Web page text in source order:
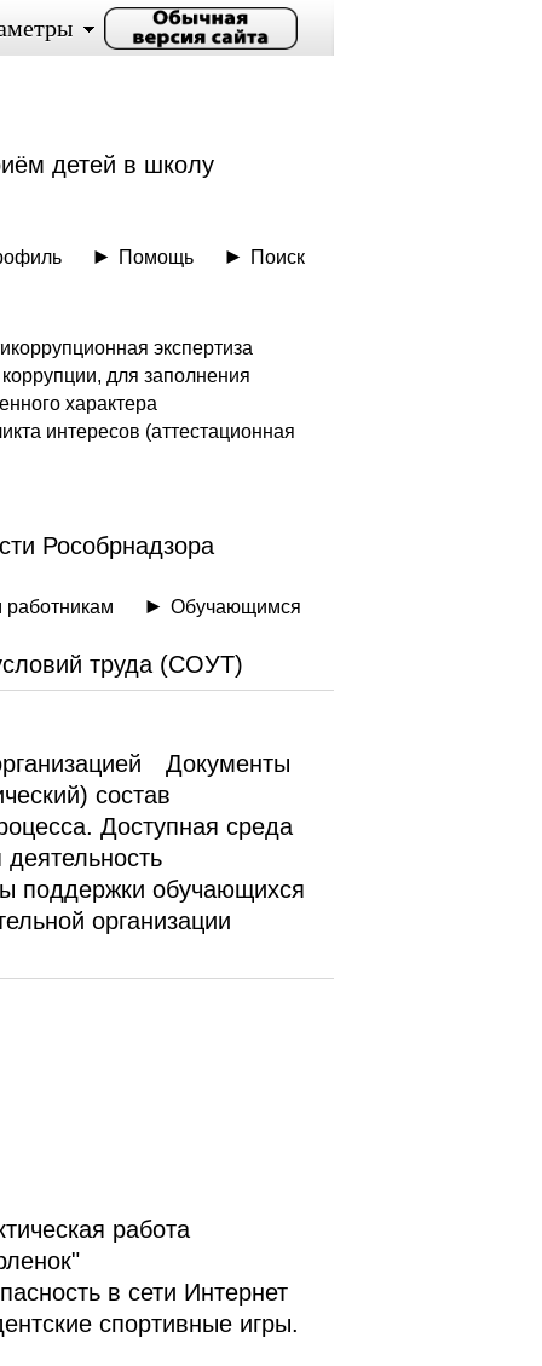
детей в школу
Помощь Поиск
экспертиза
для заполнения
характера
интересов (аттестационная
Рособрнадзора
работникам Обучающимся
труда (СОУТ)
Документы
состав
Доступная среда
поддержки обучающихся
организации
работа
в сети Интернет
спортивные игры.